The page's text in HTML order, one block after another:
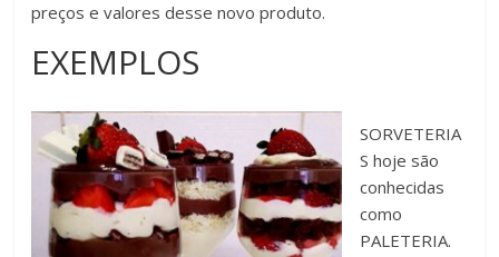
preços e valores desse novo produto.
EXEMPLOS
SORVETERIA
S hoje são
conhecidas
como
PALETERIA.